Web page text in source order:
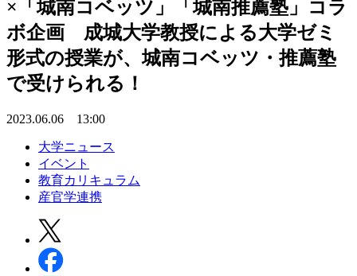
×「城南コベッツ」「城南推薦塾」コラ
ボ企画 成城大学教授による大学ゼミ
形式の授業が、城南コベッツ・推薦塾
で受けられる！
2023.06.06 13:00
大学ニュース
イベント
教育カリキュラム
産官学連携